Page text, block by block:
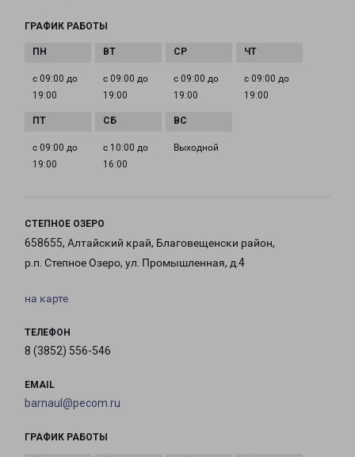
ГРАФИК РАБОТЫ
с 09:00 до
19:00
с 09:00 до
19:00
с 09:00 до
19:00
с 09:00 до
19:00
с 09:00 до
19:00
с 10:00 до
16:00
Выходной
СТЕПНОЕ ОЗЕРО
658655, Алтайский край, Благовещенски район,
р.п. Степное Озеро, ул. Промышленная, д.4
на карте
ТЕЛЕФОН
8 (3852) 556-546
EMAIL
barnaul@pecom.ru
ГРАФИК РАБОТЫ